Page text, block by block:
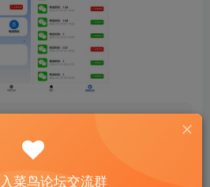
直接戳中所有需求点！YEn转发
，质感真的不一样——现代化清爽
清晰，新手也能快速上手。快捷登
菜鸟论坛交流群